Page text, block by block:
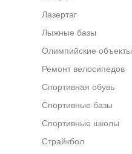
Лазертаг
Лыжные базы
Олимпийские объекты
Ремонт велосипедов
Спортивная обувь
Спортивные базы
Спортивные школы
Страйкбол